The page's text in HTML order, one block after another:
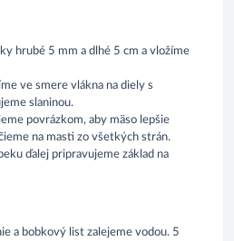
hrubé 5 mm a dlhé 5 cm a vložíme
ve smere vlákna na diely s
slaninou.
povrázkom, aby mäso lepšie
na masti zo všetkých strán.
ďalej pripravujeme základ na
a bobkový list zalejeme vodou. 5